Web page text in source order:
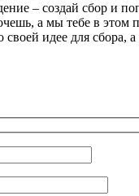
– создай сбор и
а мы тебе в этом
идее для сбора,